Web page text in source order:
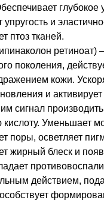
глубокое
и
птоз тканей.
поколения,
кожи.
и
сигнал
кислоту. Уменьшает
поры, осветляет
жирный блеск и
действием,